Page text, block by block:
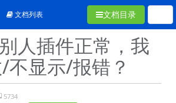
见问题合集
文档列表 文档目录
人插件正常，我
不显示/报错？
5734